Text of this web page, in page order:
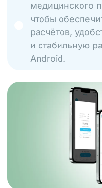
медицинского
чтобы
расчётов,
и стабильную
Android.